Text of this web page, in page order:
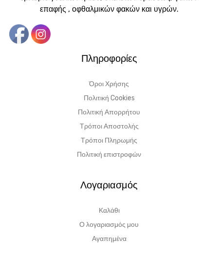
επαφής , οφθαλμικών φακών και υγρών.
Πληροφορίες
Όροι Χρήσης
Πολιτική Cookies
Πολιτική Απορρήτου
Τρόποι Αποστολής
Τρόποι Πληρωμής
Πολιτική επιστροφών
Λογαριασμός
Καλάθι
Ο λογαριασμός μου
Αγαπημένα